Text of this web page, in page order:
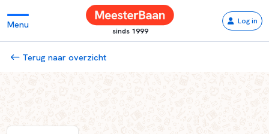
Menu
sinds 1999
Log in
Terug naar overzicht